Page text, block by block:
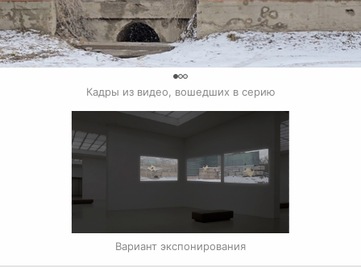
Кадры из видео, вошедших в серию
Вариант экспонирования